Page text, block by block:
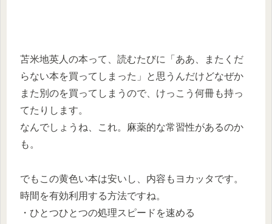
苫米地英人の本って、読むたびに「ああ、またくだ
らない本を買ってしまった」と思うんだけどなぜか
また別のを買ってしまうので、けっこう何冊も持っ
てたりします。
なんでしょうね、これ。麻薬的な常習性があるのか
も。
でもこの黄色い本は安いし、内容もヨカッタです。
時間を有効利用する方法ですね。
・ひとつひとつの処理スピードを速める